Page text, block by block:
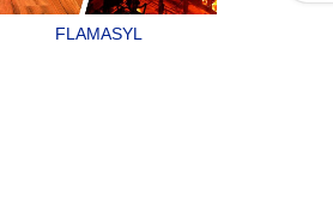
FLAMASYL